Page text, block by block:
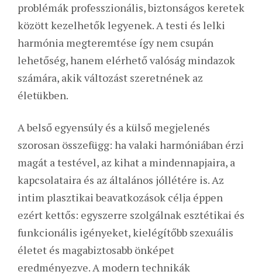
problémák professzionális, biztonságos keretek
között kezelhetők legyenek. A testi és lelki
harmónia megteremtése így nem csupán
lehetőség, hanem elérhető valóság mindazok
számára, akik változást szeretnének az
életükben.
A belső egyensúly és a külső megjelenés
szorosan összefügg: ha valaki harmóniában érzi
magát a testével, az kihat a mindennapjaira, a
kapcsolataira és az általános jóllétére is. Az
intim plasztikai beavatkozások célja éppen
ezért kettős: egyszerre szolgálnak esztétikai és
funkcionális igényeket, kielégítőbb szexuális
életet és magabiztosabb önképet
eredményezve. A modern technikák